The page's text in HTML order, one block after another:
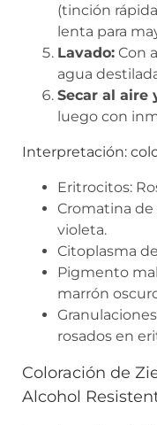
(tinción
lenta para
Lavado: Con
agua
Secar al aire
luego con
Interpretación:
Eritrocitos:
Cromatina de
violeta.
Citoplasma
Pigmento
marrón
rosados en
Coloración de
Alcohol